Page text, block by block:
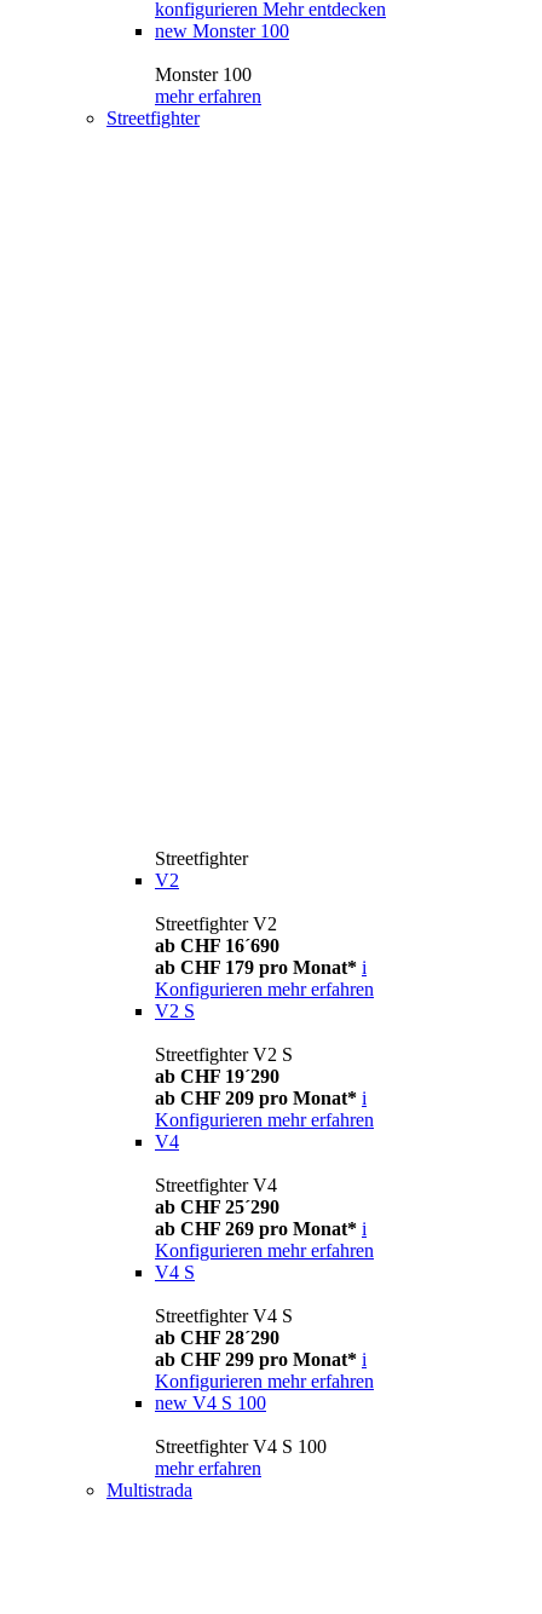
konfigurieren Mehr entdecken
new Monster 100
Monster 100
mehr erfahren
Streetfighter
Streetfighter
V2
Streetfighter V2
ab CHF 16´690
ab CHF 179 pro Monat* i
Konfigurieren mehr erfahren
V2 S
Streetfighter V2 S
ab CHF 19´290
ab CHF 209 pro Monat* i
Konfigurieren mehr erfahren
V4
Streetfighter V4
ab CHF 25´290
ab CHF 269 pro Monat* i
Konfigurieren mehr erfahren
V4 S
Streetfighter V4 S
ab CHF 28´290
ab CHF 299 pro Monat* i
Konfigurieren mehr erfahren
new V4 S 100
Streetfighter V4 S 100
mehr erfahren
Multistrada